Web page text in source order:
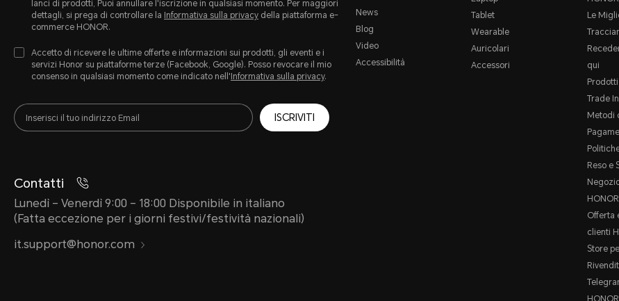
lanci di prodotti, Puoi annullare l'iscrizione in qualsiasi momento. Per maggiori
dettagli, si prega di controllare la Informativa sulla privacy della piattaforma e-
commerce HONOR.
Accetto di ricevere le ultime offerte e informazioni sui prodotti, gli eventi e i
servizi Honor su piattaforme terze (Facebook, Google). Posso revocare il mio
consenso in qualsiasi momento come indicato nell'Informativa sulla privacy.
ISCRIVITI
Contatti
Lunedì – Venerdì 9:00 – 18:00 Disponibile in italiano
(Fatta eccezione per i giorni festivi/festività nazionali)
it.support@honor.com
News
Blog
Video
Accessibilità
Tablet
Wearable
Auricolari
Accessori
Le
qui
Trade In
Metodi
Reso e
Offerta
clienti
Store